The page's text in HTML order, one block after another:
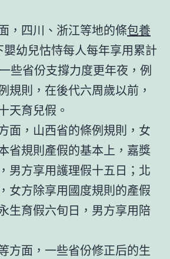
，四川、浙江等地的條包養
幼兒怙恃每人每年享用累計
些省份支撐力度更年夜，例
規則，在後代六周歲以前，
天育兒假。
面，山西省的條例規則，女
省規則產假的基本上，嘉獎
男方享用護理假十五日；北
女方除享用國度規則的產假
生育假六旬日，男方享用陪
方面，一些省份修正后的生